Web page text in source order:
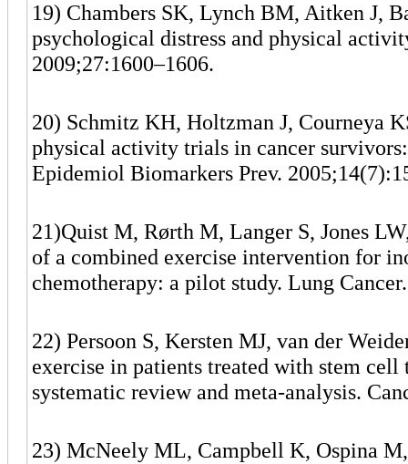
19) Chambers SK, Lynch BM, Aitken J,
psychological distress and physical
2009;27:1600–1606.
20) Schmitz KH, Holtzman J, Courneya
physical activity trials in cancer
Epidemiol Biomarkers Prev.
21)Quist M, Rørth M, Langer S, Jones
of a combined exercise intervention for
chemotherapy: a pilot study. Lung
22) Persoon S, Kersten MJ, van der
exercise in patients treated with stem
systematic review and meta-analysis.
23) McNeely ML, Campbell K, Ospina